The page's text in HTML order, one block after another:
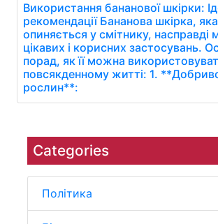
Categories
Політика
Використання бананової шкірки:
рекомендації Бананова шкірка,
опиняється у смітнику, насправді
цікавих і корисних застосувань.
порад, як її можна
повсякденному житті: 1.
рослин**: